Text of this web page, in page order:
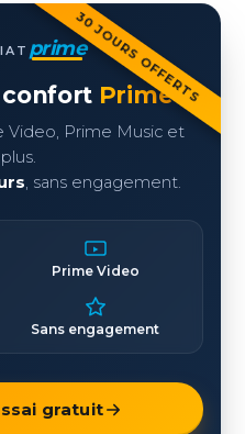
30 JOURS OFFERTS
prime
confort Prime
Video, Prime Music et
, sans engagement.
Prime Video
Sans engagement
gratuit